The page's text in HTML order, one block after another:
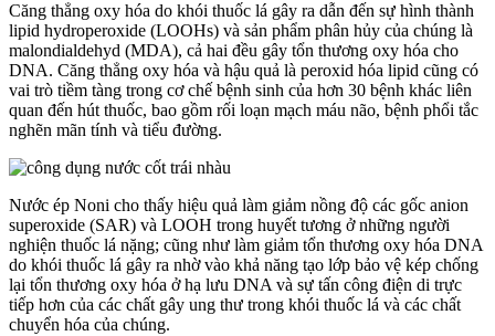
Căng thẳng oxy hóa do khói thuốc lá gây ra dẫn đến sự hình thành
lipid hydroperoxide (LOOHs) và sản phẩm phân hủy của chúng là
malondialdehyd (MDA), cả hai đều gây tổn thương oxy hóa cho
DNA. Căng thẳng oxy hóa và hậu quả là peroxid hóa lipid cũng có
vai trò tiềm tàng trong cơ chế bệnh sinh của hơn 30 bệnh khác liên
quan đến hút thuốc, bao gồm rối loạn mạch máu não, bệnh phổi tắc
nghẽn mãn tính và tiểu đường.
Nước ép Noni cho thấy hiệu quả làm giảm nồng độ các gốc anion
superoxide (SAR) và LOOH trong huyết tương ở những người
nghiện thuốc lá nặng; cũng như làm giảm tổn thương oxy hóa DNA
do khói thuốc lá gây ra nhờ vào khả năng tạo lớp bảo vệ kép chống
lại tổn thương oxy hóa ở hạ lưu DNA và sự tấn công điện di trực
tiếp hơn của các chất gây ung thư trong khói thuốc lá và các chất
chuyển hóa của chúng.